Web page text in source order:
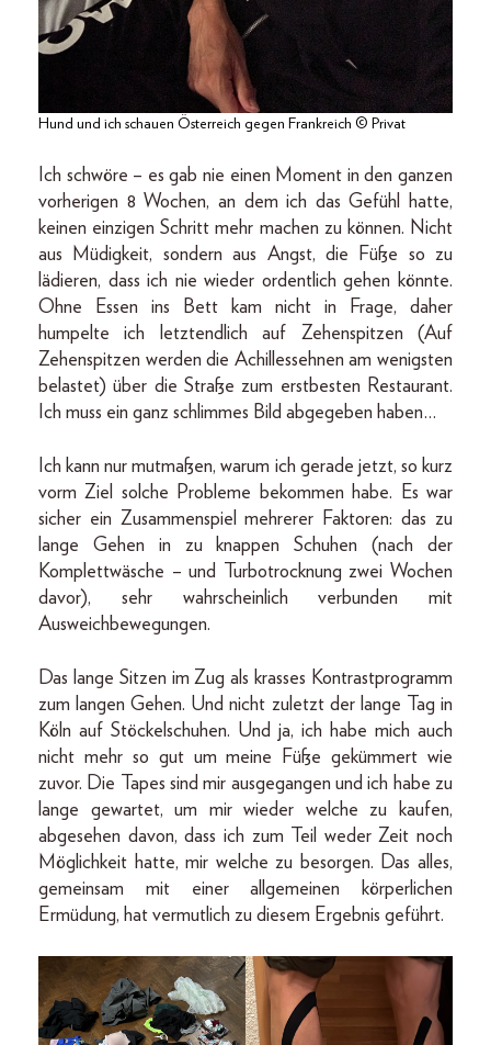
Hund und ich schauen Österreich gegen Frankreich © Privat
Ich schwöre – es gab nie einen Moment in den ganzen
vorherigen 8 Wochen, an dem ich das Gefühl hatte,
keinen einzigen Schritt mehr machen zu können. Nicht
aus Müdigkeit, sondern aus Angst, die Füße so zu
lädieren, dass ich nie wieder ordentlich gehen könnte.
Ohne Essen ins Bett kam nicht in Frage, daher
humpelte ich letztendlich auf Zehenspitzen (Auf
Zehenspitzen werden die Achillessehnen am wenigsten
belastet) über die Straße zum erstbesten Restaurant.
Ich muss ein ganz schlimmes Bild abgegeben haben…
Ich kann nur mutmaßen, warum ich gerade jetzt, so kurz
vorm Ziel solche Probleme bekommen habe. Es war
sicher ein Zusammenspiel mehrerer Faktoren: das zu
lange Gehen in zu knappen Schuhen (nach der
Komplettwäsche – und Turbotrocknung zwei Wochen
davor), sehr wahrscheinlich verbunden mit
Ausweichbewegungen.
Das lange Sitzen im Zug als krasses Kontrastprogramm
zum langen Gehen. Und nicht zuletzt der lange Tag in
Köln auf Stöckelschuhen. Und ja, ich habe mich auch
nicht mehr so gut um meine Füße gekümmert wie
zuvor. Die Tapes sind mir ausgegangen und ich habe zu
lange gewartet, um mir wieder welche zu kaufen,
abgesehen davon, dass ich zum Teil weder Zeit noch
Möglichkeit hatte, mir welche zu besorgen. Das alles,
gemeinsam mit einer allgemeinen körperlichen
Ermüdung, hat vermutlich zu diesem Ergebnis geführt.